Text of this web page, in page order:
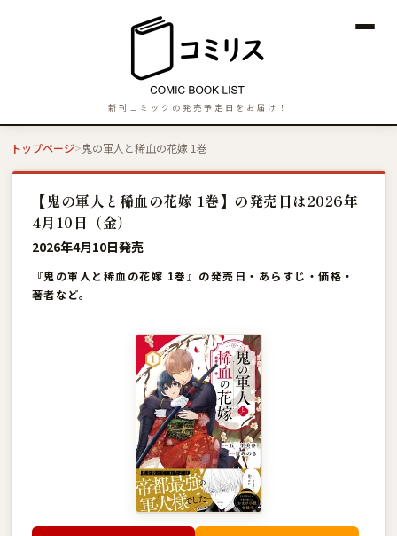
新刊コミックの発売予定日をお届け！
トップページ 鬼の軍人と稀血の花嫁 1巻
【鬼の軍人と稀血の花嫁 1巻】の発売日は2026年
4月10日（金）
2026年4月10日発売
『鬼の軍人と稀血の花嫁 1巻』の発売日・あらすじ・価格・
著者など。